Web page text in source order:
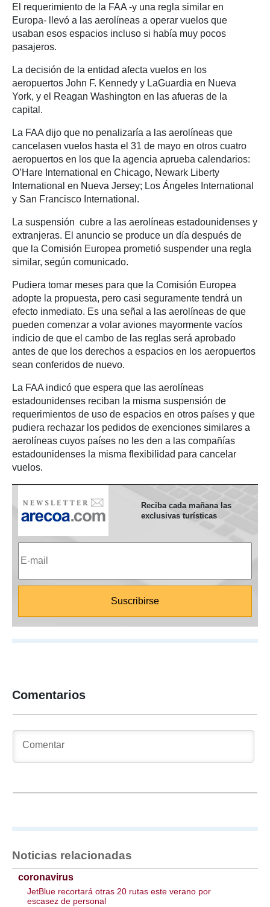
El requerimiento de la FAA -y una regla similar en
Europa- llevó a las aerolíneas a operar vuelos que
usaban esos espacios incluso si había muy pocos
pasajeros.
La decisión de la entidad afecta vuelos en los
aeropuertos John F. Kennedy y LaGuardia en Nueva
York, y el Reagan Washington en las afueras de la
capital.
La FAA dijo que no penalizaría a las aerolíneas que
cancelasen vuelos hasta el 31 de mayo en otros cuatro
aeropuertos en los que la agencia aprueba calendarios:
O’Hare International en Chicago, Newark Liberty
International en Nueva Jersey; Los Ángeles International
y San Francisco International.
La suspensión cubre a las aerolíneas estadounidenses y
extranjeras. El anuncio se produce un día después de
que la Comisión Europea prometió suspender una regla
similar, según comunicado.
Pudiera tomar meses para que la Comisión Europea
adopte la propuesta, pero casi seguramente tendrá un
efecto inmediato. Es una señal a las aerolíneas de que
pueden comenzar a volar aviones mayormente vacíos
indicio de que el cambo de las reglas será aprobado
antes de que los derechos a espacios en los aeropuertos
sean conferidos de nuevo.
La FAA indicó que espera que las aerolíneas
estadounidenses reciban la misma suspensión de
requerimientos de uso de espacios en otros países y que
pudiera rechazar los pedidos de exenciones similares a
aerolíneas cuyos países no les den a las compañías
estadounidenses la misma flexibilidad para cancelar
vuelos.
Reciba cada mañana las
exclusivas turísticas
Comentarios
Noticias relacionadas
coronavirus
JetBlue recortará otras 20 rutas este verano por
escasez de personal